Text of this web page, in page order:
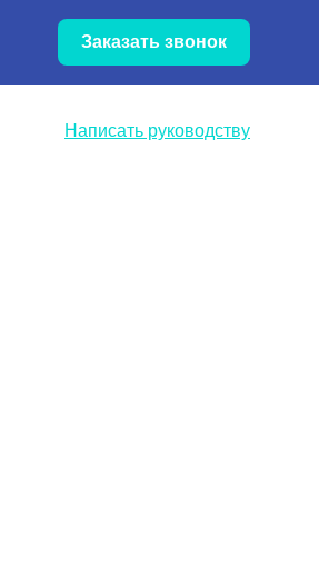
Обновление цен — уточняйте
цены по телефону
Заказать звонок
Написать руководству